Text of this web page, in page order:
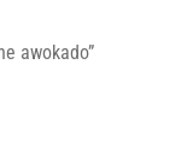
awokado”